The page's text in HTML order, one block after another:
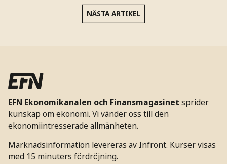
NÄSTA ARTIKEL
EFN Ekonomikanalen och Finansmagasinet sprider
kunskap om ekonomi. Vi vänder oss till den
ekonomiintresserade allmänheten.
Marknadsinformation levereras av Infront. Kurser visas
med 15 minuters fördröjning.